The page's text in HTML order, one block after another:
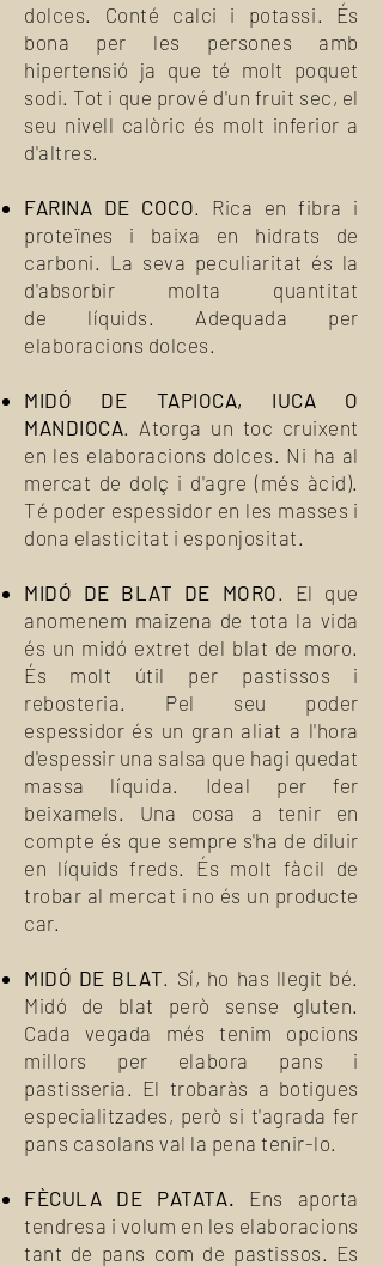
dolces. Conté calci i potassi. És
bona per les persones amb
hipertensió ja que té molt poquet
sodi. Tot i que prové d'un fruit sec, el
seu nivell calòric és molt inferior a
d'altres.
FARINA DE COCO. Rica en fibra i
proteïnes i baixa en hidrats de
carboni. La seva peculiaritat és la
d'absorbir molta quantitat
de líquids. Adequada per
elaboracions dolces.
MIDÓ DE TAPIOCA, IUCA O
MANDIOCA. Atorga un toc cruixent
en les elaboracions dolces. Ni ha al
mercat de dolç i d'agre (més àcid).
Té poder espessidor en les masses i
dona elasticitat i esponjositat.
MIDÓ DE BLAT DE MORO. El que
anomenem maizena de tota la vida
és un midó extret del blat de moro.
És molt útil per pastissos i
rebosteria. Pel seu poder
espessidor és un gran aliat a l'hora
d'espessir una salsa que hagi quedat
massa líquida. Ideal per fer
beixamels. Una cosa a tenir en
compte és que sempre s'ha de diluir
en líquids freds. És molt fàcil de
trobar al mercat i no és un producte
car.
MIDÓ DE BLAT. Sí, ho has llegit bé.
Midó de blat però sense gluten.
Cada vegada més tenim opcions
millors per elabora pans i
pastisseria. El trobaràs a botigues
especialitzades, però si t'agrada fer
pans casolans val la pena tenir-lo.
FÈCULA DE PATATA. Ens aporta
tendresa i volum en les elaboracions
tant de pans com de pastissos. Es